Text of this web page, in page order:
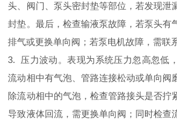
头、阀门、泵头密封垫等部位，若发现泄
封垫。最后，检查输液泵故障，若泵头有
排气或更换单向阀；若泵电机故障，需联
3. 压力波动。表现为系统压力忽高忽低
流动相中有气泡、管路连接松动或单向阀
除流动相中的气泡，检查管路接头是否拧
导致液体回流，需更换单向阀；同时检查